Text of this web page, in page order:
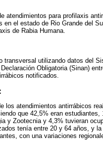
atendimientos para profilaxis
en el estado de Rio Grande del
de Rabia Humana.
transversal utilizando datos del
Obligatoria (Sinan)
notificados.
los atendimientos antirrábicos
que 42,5% eran
y Zootecnia y 4,3% tuvieran
tenía entre 20 y 64 años, y
con una variaciones